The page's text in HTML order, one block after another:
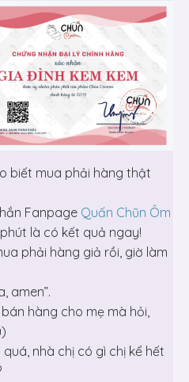
biết mua phải hàng thật
Fanpage Quấn Chũn Ôm
là có kết quả ngay!
phải hàng giả rồi, giờ làm
amen”.
hàng cho mẹ mà hỏi,
nhà chị có gì chị kể hết